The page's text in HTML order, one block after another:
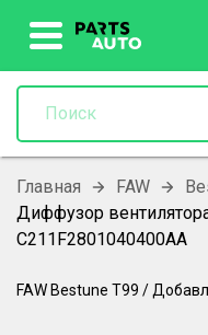
Главная FAW
Диффузор
C211F2801040400AA
FAW Bestune T99 /